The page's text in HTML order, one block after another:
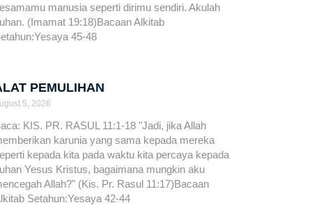
manusia seperti dirimu sendiri. Akulah
(Imamat 19:18)Bacaan Alkitab
45-48
PEMULIHAN
5, 2026
KIS. PR. RASUL 11:1-18 "Jadi, jika Allah
karunia yang sama kepada mereka
kepada kita pada waktu kita percaya kepada
Yesus Kristus, bagaimana mungkin aku
Allah?" (Kis. Pr. Rasul 11:17)Bacaan
Setahun:Yesaya 42-44